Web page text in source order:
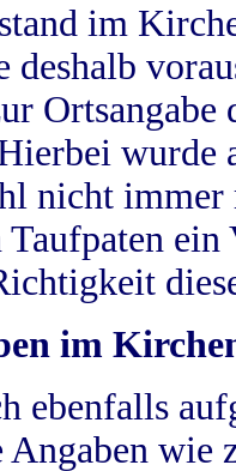
im
wurde
nicht
im
ebenfalls
wie